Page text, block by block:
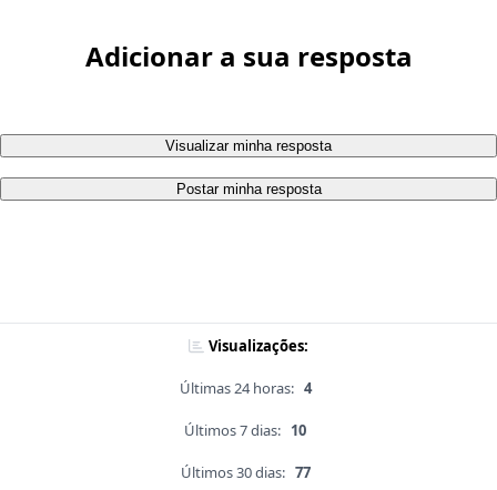
Adicionar a sua resposta
Visualizar minha resposta
Postar minha resposta
Visualizações:
Últimas 24 horas: 4
Últimos 7 dias: 10
Últimos 30 dias: 77